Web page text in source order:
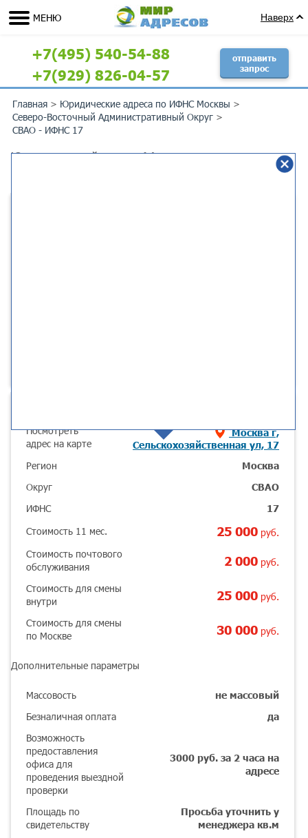
МЕНЮ Наверх
+7(495) 540-54-88
+7(929) 826-04-57
отправить
запрос
Главная > Юридические адреса по ИФНС Москвы >
Северо-Восточный Административный Округ >
СВАО - ИФНС 17
Юридический адрес Москва г,
Посмотреть
адрес на карте
Москва г,
Сельскохозяйственная ул, 17
Регион Москва
Округ СВАО
ИФНС 17
Стоимость 11 мес. 25 000 руб.
Стоимость почтового
обслуживания
2 000 руб.
Стоимость для смены
внутри
25 000 руб.
Стоимость для смены
по Москве
30 000 руб.
Дополнительные параметры
Массовость не массовый
Безналичная оплата да
Возможность
предоставления
офиса для
проведения выездной
проверки
3000 руб. за 2 часа на
адресе
Площадь по
свидетельству
Просьба уточнить у
менеджера кв.м